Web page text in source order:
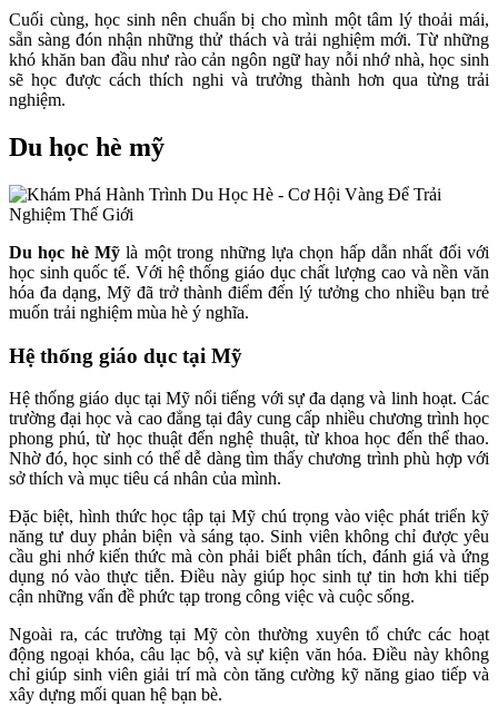
Cuối cùng, học sinh nên chuẩn bị cho mình một tâm lý thoải mái,
sẵn sàng đón nhận những thử thách và trải nghiệm mới. Từ những
khó khăn ban đầu như rào cản ngôn ngữ hay nỗi nhớ nhà, học sinh
sẽ học được cách thích nghi và trưởng thành hơn qua từng trải
nghiệm.
Du học hè mỹ
Du học hè Mỹ là một trong những lựa chọn hấp dẫn nhất đối với
học sinh quốc tế. Với hệ thống giáo dục chất lượng cao và nền văn
hóa đa dạng, Mỹ đã trở thành điểm đến lý tưởng cho nhiều bạn trẻ
muốn trải nghiệm mùa hè ý nghĩa.
Hệ thống giáo dục tại Mỹ
Hệ thống giáo dục tại Mỹ nổi tiếng với sự đa dạng và linh hoạt. Các
trường đại học và cao đẳng tại đây cung cấp nhiều chương trình học
phong phú, từ học thuật đến nghệ thuật, từ khoa học đến thể thao.
Nhờ đó, học sinh có thể dễ dàng tìm thấy chương trình phù hợp với
sở thích và mục tiêu cá nhân của mình.
Đặc biệt, hình thức học tập tại Mỹ chú trọng vào việc phát triển kỹ
năng tư duy phản biện và sáng tạo. Sinh viên không chỉ được yêu
cầu ghi nhớ kiến thức mà còn phải biết phân tích, đánh giá và ứng
dụng nó vào thực tiễn. Điều này giúp học sinh tự tin hơn khi tiếp
cận những vấn đề phức tạp trong công việc và cuộc sống.
Ngoài ra, các trường tại Mỹ còn thường xuyên tổ chức các hoạt
động ngoại khóa, câu lạc bộ, và sự kiện văn hóa. Điều này không
chỉ giúp sinh viên giải trí mà còn tăng cường kỹ năng giao tiếp và
xây dựng mối quan hệ bạn bè.